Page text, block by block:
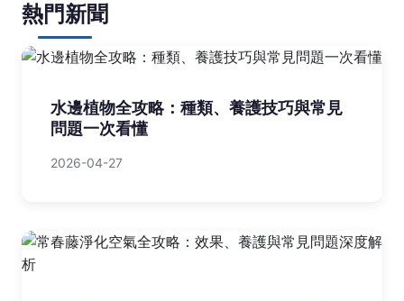
熱門新聞
水邊植物全攻略：種類、養護技巧與常見
問題一次看懂
2026-04-27